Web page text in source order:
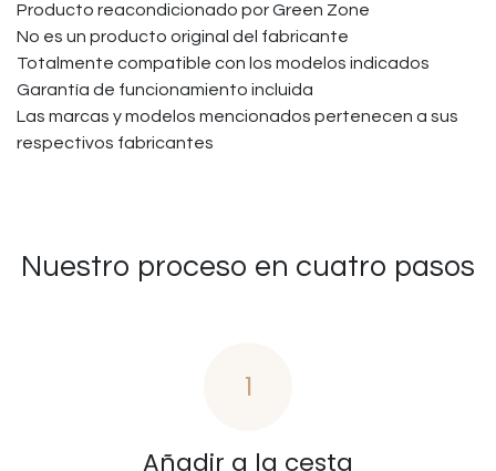
Producto reacondicionado por Green Zone
No es un producto original del fabricante
Totalmente compatible con los modelos indicados
Garantía de funcionamiento incluida
Las marcas y modelos mencionados pertenecen a sus
respectivos fabricantes
Nuestro proceso en cuatro pasos
1
Añadir a la cesta